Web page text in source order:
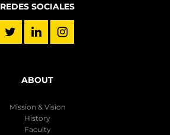
REDES SOCIALES
ABOUT
Mission & Vision
History
Faculty